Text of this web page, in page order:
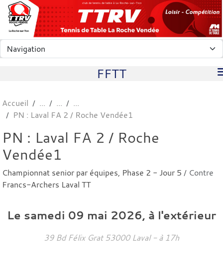
club de tennis de table à La Roche-sur-Yon
FFTT
Accueil
PN : Laval FA 2 / Roche Vendée1
PN : Laval FA 2 / Roche
Vendée1
Championnat senior par équipes, Phase 2 - Jour 5 / Contre
Francs-Archers Laval TT
Le samedi 09 mai 2026, à l'extérieur
39 Bd Félix Grat 53000 Laval - à 17h
Panneau de gestion des cookies